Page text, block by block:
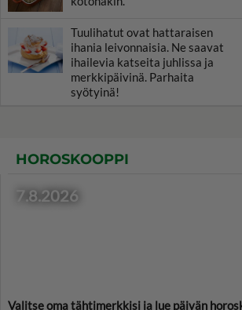
Tuulihatut ovat hattaraisen
ihania leivonnaisia. Ne saavat
ihailevia katseita juhlissa ja
merkkipäivinä. Parhaita
syötyinä!
HOROSKOOPPI
7.8.2026
Valitse oma tähtimerkkisi ja lue päivän